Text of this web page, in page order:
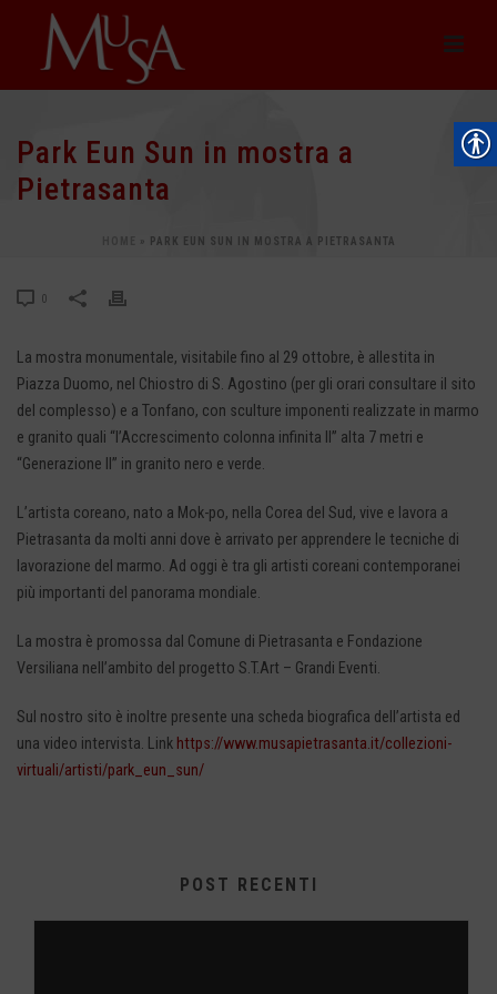
Park Eun Sun in mostra a
Pietrasanta
» PARK EUN SUN IN MOSTRA A PIETRASANTA
0
La mostra monumentale, visitabile fino al 29 ottobre, è allestita in
Piazza Duomo, nel Chiostro di S. Agostino (per gli orari consultare il sito
del complesso) e a Tonfano, con sculture imponenti realizzate in marmo
e granito quali “l’Accrescimento colonna infinita II” alta 7 metri e
“Generazione II” in granito nero e verde.
L’artista coreano, nato a Mok-po, nella Corea del Sud, vive e lavora a
Pietrasanta da molti anni dove è arrivato per apprendere le tecniche di
lavorazione del marmo. Ad oggi è tra gli artisti coreani contemporanei
più importanti del panorama mondiale.
La mostra è promossa dal Comune di Pietrasanta e Fondazione
Versiliana nell’ambito del progetto S.T.Art – Grandi Eventi.
Sul nostro sito è inoltre presente una scheda biografica dell’artista ed
una video intervista. Link https://www.musapietrasanta.it/collezioni-
virtuali/artisti/park_eun_sun/
POST RECENTI